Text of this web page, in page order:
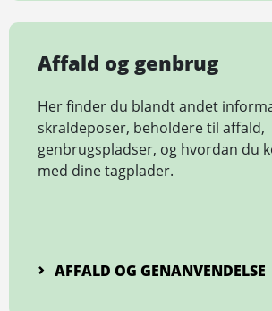
Affald og genbrug
Her finder du blandt andet
skraldeposer, beholdere til affald,
genbrugspladser, og hvordan du
med dine tagplader.
AFFALD OG GENANVENDELSE